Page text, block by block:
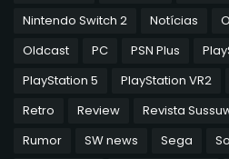
Nintendo Switch 2
Notícias
Oldcast
PC PSN Plus
PlayStation 5
PlayStation VR2
Retro
Review Revista
Rumor
SW news Sega